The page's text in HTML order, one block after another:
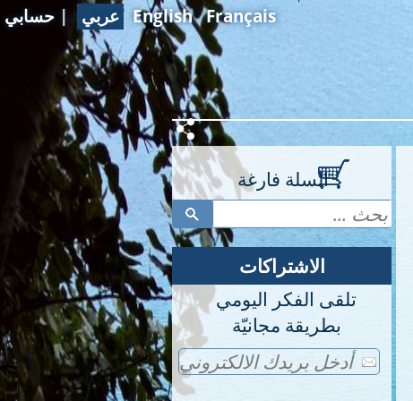
English Français عربي | حسابي
السلة فارغة
الاشتراكات
تلقى الفكر اليومي
بطريقة مجانيّة